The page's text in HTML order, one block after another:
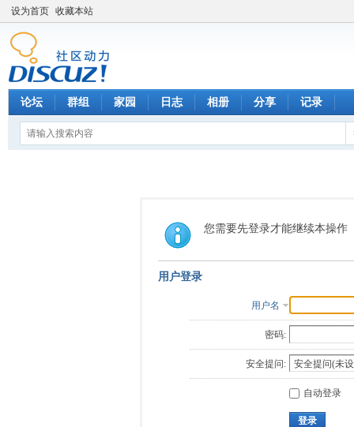
设为首页 收藏本站
论坛 群组 家园 日志 相册 分享 记录
您需要先登录才能继续本操作
用户登录
用户名
密码:
安全提问:
自动登录
登录